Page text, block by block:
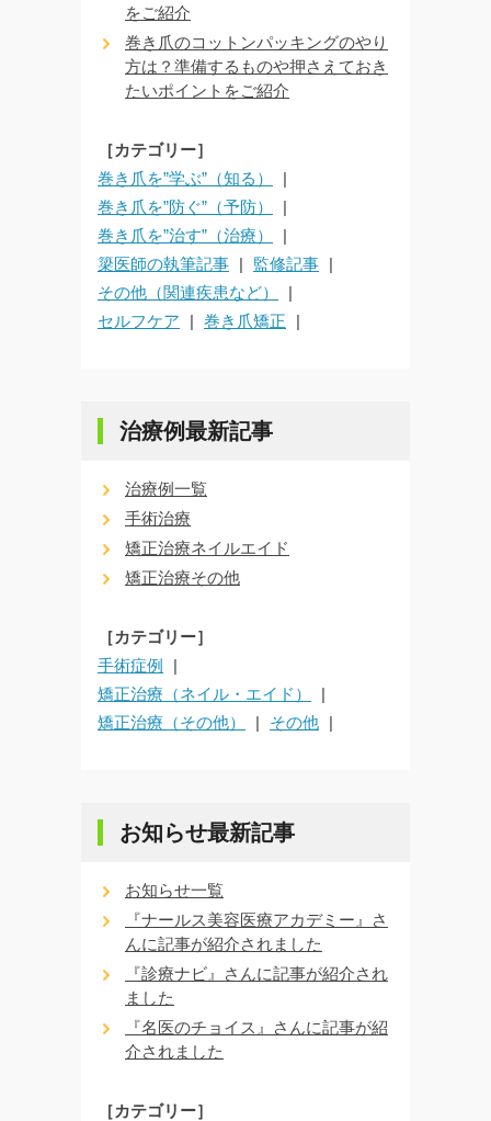
をご紹介
巻き爪のコットンパッキングのやり
方は？準備するものや押さえておき
たいポイントをご紹介
［カテゴリー］
巻き爪を”学ぶ”（知る）
巻き爪を”防ぐ”（予防）
巻き爪を”治す”（治療）
簗医師の執筆記事
監修記事
その他（関連疾患など）
セルフケア
巻き爪矯正
治療例最新記事
治療例一覧
手術治療
矯正治療ネイルエイド
矯正治療その他
［カテゴリー］
手術症例
矯正治療（ネイル・エイド）
矯正治療（その他）
その他
お知らせ最新記事
お知らせ一覧
『ナールス美容医療アカデミー』さ
んに記事が紹介されました
『診療ナビ』さんに記事が紹介され
ました
『名医のチョイス』さんに記事が紹
介されました
［カテゴリー］